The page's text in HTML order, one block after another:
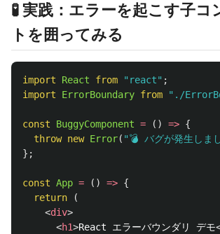
🧪 実践：エラーを起こす子コ
トを囲ってみる
import React from " react" ;
import
ErrorBoundary from " ./
const BuggyComponent = () => {
throw new Error( "💣 バグが発生しま
};
const App = () => {
return
(
<div>
<h1>React エラーバウンダリ デモ